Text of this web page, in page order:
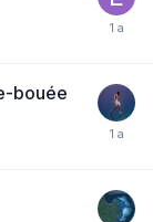
bouée